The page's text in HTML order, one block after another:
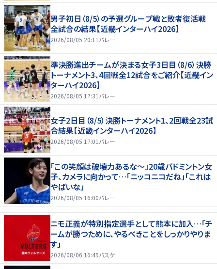
男子初日（8/5）の予選グループ戦と敗者復活戦
全試合の結果【近畿インターハイ2026】
2026/08/05 20:11バレー
準決勝進出チームが決まる女子3日目（8/6）決勝
トーナメント3、4回戦全12試合をご紹介【近畿イン
ターハイ2026】
2026/08/05 17:31 バレー
女子2日目（8/5）決勝トーナメント1、2回戦全23試
合結果【近畿インターハイ2026】
2026/08/05 17:01バレー
「この笑顔は破壊力あるな〜」20歳バドミントン女
子、カメラに向かって…「ニッコニコだね」「これは
やばいな」
2026/08/05 16:00バレー
ニモ正義が特別指定選手として熊本に加入…「チ
ームが勝つために、やるべきことをしっかりやりま
す」
2026/08/06 16:49バスケ